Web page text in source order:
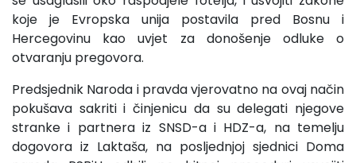
koje je Evropska unija postavila pred Bosnu i
Hercegovinu kao uvjet za donošenje odluke o
otvaranju pregovora.
Predsjednik Naroda i pravda vjerovatno na ovaj način
pokušava sakriti i činjenicu da su delegati njegove
stranke i partnera iz SNSD-a i HDZ-a, na temelju
dogovora iz Laktaša, na posljednjoj sjednici Doma